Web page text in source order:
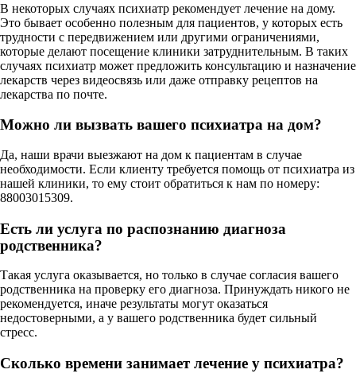
В некоторых случаях психиатр рекомендует лечение на дому.
Это бывает особенно полезным для пациентов, у которых есть
трудности с передвижением или другими ограничениями,
которые делают посещение клиники затруднительным. В таких
случаях психиатр может предложить консультацию и назначение
лекарств через видеосвязь или даже отправку рецептов на
лекарства по почте.
Можно ли вызвать вашего психиатра на дом?
Да, наши врачи выезжают на дом к пациентам в случае
необходимости. Если клиенту требуется помощь от психиатра из
нашей клиники, то ему стоит обратиться к нам по номеру:
88003015309.
Есть ли услуга по распознанию диагноза
родственника?
Такая услуга оказывается, но только в случае согласия вашего
родственника на проверку его диагноза. Принуждать никого не
рекомендуется, иначе результаты могут оказаться
недостоверными, а у вашего родственника будет сильный
стресс.
Сколько времени занимает лечение у психиатра?